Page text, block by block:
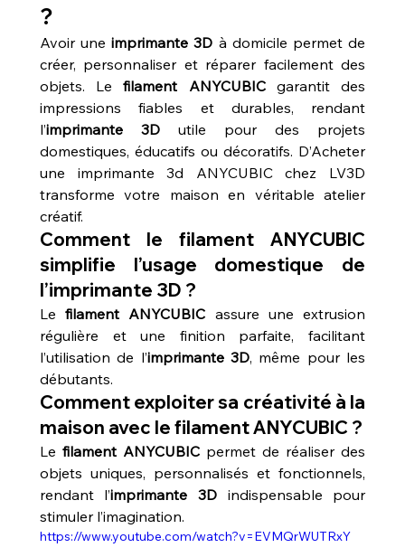
?
Avoir une imprimante 3D à domicile permet de
créer, personnaliser et réparer facilement des
objets. Le filament ANYCUBIC garantit des
impressions fiables et durables, rendant
l’imprimante 3D utile pour des projets
domestiques, éducatifs ou décoratifs. D’Acheter
une imprimante 3d ANYCUBIC chez LV3D
transforme votre maison en véritable atelier
créatif.
Comment le filament ANYCUBIC
simplifie l’usage domestique de
l’imprimante 3D ?
Le filament ANYCUBIC assure une extrusion
régulière et une finition parfaite, facilitant
l’utilisation de l’imprimante 3D, même pour les
débutants.
Comment exploiter sa créativité à la
maison avec le filament ANYCUBIC ?
Le filament ANYCUBIC permet de réaliser des
objets uniques, personnalisés et fonctionnels,
rendant l’imprimante 3D indispensable pour
stimuler l’imagination.
https://www.youtube.com/watch?v=EVMQrWUTRxY